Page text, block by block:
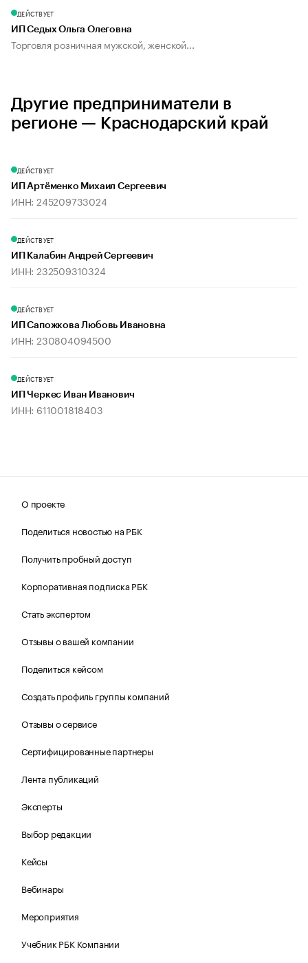
ДЕЙСТВУЕТ
ИП Седых Ольга Олеговна
Торговля розничная мужской, женской...
Другие предприниматели в
регионе — Краснодарский край
ДЕЙСТВУЕТ
ИП Артёменко Михаил Сергеевич
ИНН: 245209733024
ДЕЙСТВУЕТ
ИП Калабин Андрей Сергеевич
ИНН: 232509310324
ДЕЙСТВУЕТ
ИП Сапожкова Любовь Ивановна
ИНН: 230804094500
ДЕЙСТВУЕТ
ИП Черкес Иван Иванович
ИНН: 611001818403
О проекте
Поделиться новостью на РБК
Получить пробный доступ
Корпоративная подписка РБК
Стать экспертом
Отзывы о вашей компании
Поделиться кейсом
Создать профиль группы компаний
Отзывы о сервисе
Сертифицированные партнеры
Лента публикаций
Эксперты
Выбор редакции
Кейсы
Вебинары
Мероприятия
Учебник РБК Компании